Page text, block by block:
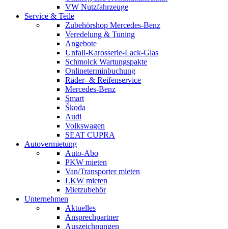
VW Nutzfahrzeuge
Service & Teile
Zubehörshop Mercedes-Benz
Veredelung & Tuning
Angebote
Unfall-Karosserie-Lack-Glas
Schmolck Wartungspakte
Onlineterminbuchung
Räder- & Reifenservice
Mercedes-Benz
Smart
Škoda
Audi
Volkswagen
SEAT CUPRA
Autovermietung
Auto-Abo
PKW mieten
Van/Transporter mieten
LKW mieten
Mietzubehör
Unternehmen
Aktuelles
Ansprechpartner
Auszeichnungen